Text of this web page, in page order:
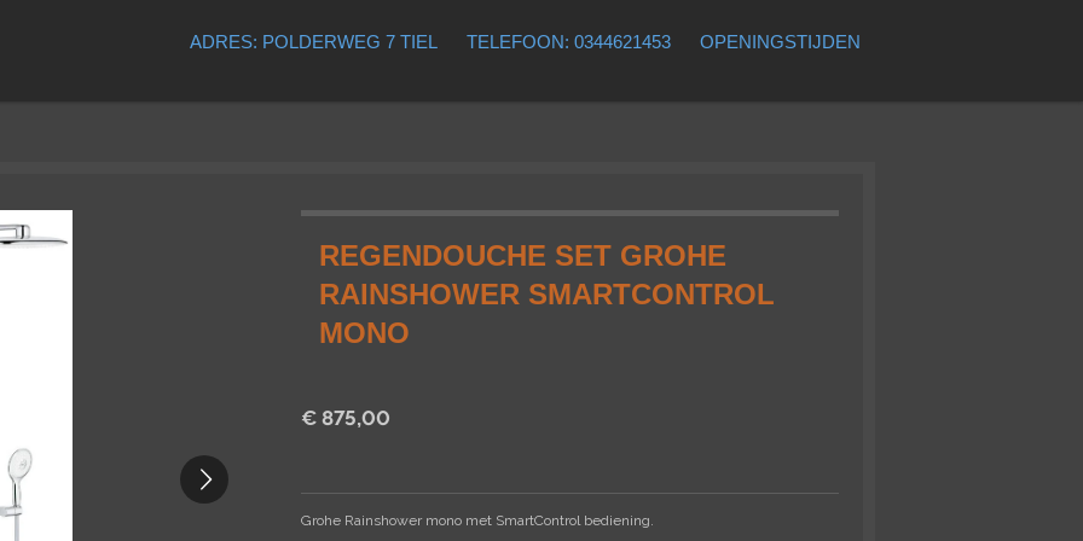
ADRES: POLDERWEG 7 TIEL TELEFOON: 0344621453 OPENINGSTIJDEN
REGENDOUCHE SET GROHE
RAINSHOWER SMARTCONTROL
MONO
€ 875,00
Grohe Rainshower mono met SmartControl bediening.